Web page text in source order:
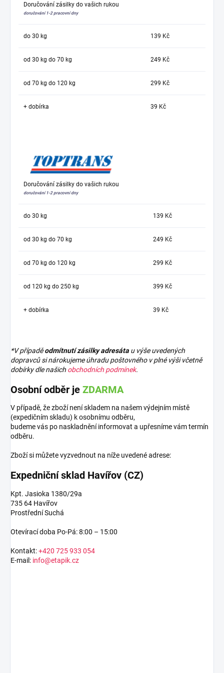
Doručování zásilky do vašich rukou
doručování 1-2 pracovní dny
do 30 kg 139 Kč
od 30 kg do 70 kg 249 Kč
od 70 kg do 120 kg 299 Kč
+ dobírka 39 Kč
Doručování zásilky do vašich rukou
doručování 1-2 pracovní dny
do 30 kg 139 Kč
od 30 kg do 70 kg 249 Kč
od 70 kg do 120 kg 299 Kč
od 120 kg do 250 kg 399 Kč
+ dobírka 39 Kč
*V případěodmítnutí zásilky adresáta u výše uvedených
dopravců si nárokujeme úhradu poštovného v plné výši včetně
dobírky dle našich obchodních podmínek.
Osobní odběr je ZDARMA
V případě, že zboží není skladem na našem výdejním místě
(expedičním skladu) k osobnímu odběru,
budeme vás po naskladnění informovat a upřesníme vám termín
odběru.
Zboží si můžete vyzvednout na níže uvedené adrese:
Expedniční sklad Havířov (CZ)
Kpt. Jasioka 1380/29a
735 64 Havířov
Prostřední Suchá
Otevírací doba Po-Pá: 8:00 – 15:00
Kontakt:+420 725 933 054
E-mail: info@etapik.cz